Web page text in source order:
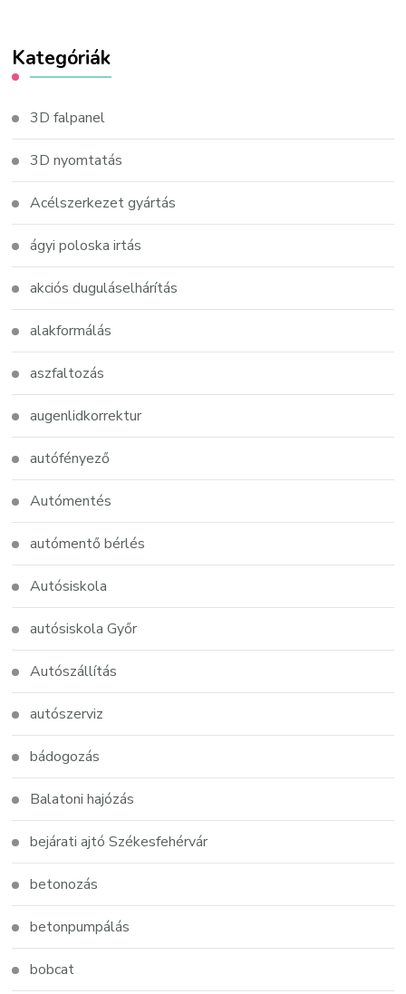
Kategóriák
3D falpanel
3D nyomtatás
Acélszerkezet gyártás
ágyi poloska irtás
akciós duguláselhárítás
alakformálás
aszfaltozás
augenlidkorrektur
autófényező
Autómentés
autómentő bérlés
Autósiskola
autósiskola Győr
Autószállítás
autószerviz
bádogozás
Balatoni hajózás
bejárati ajtó Székesfehérvár
betonozás
betonpumpálás
bobcat